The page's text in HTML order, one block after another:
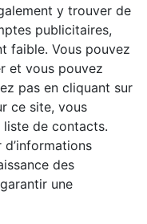
y trouver de
publicitaires,
faible. Vous pouvez
et vous pouvez
pas en cliquant sur
ce site, vous
liste de contacts.
d’informations
des
une